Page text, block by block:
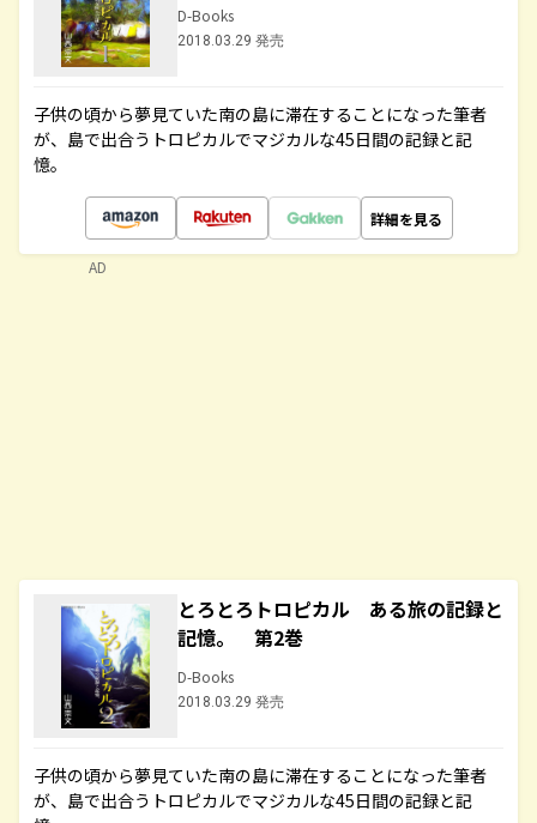
D-Books
2018.03.29 発売
子供の頃から夢見ていた南の島に滞在することになった筆者
が、島で出合うトロピカルでマジカルな45日間の記録と記
憶。
詳細を見る
とろとろトロピカル ある旅の記録と
記憶。 第2巻
D-Books
2018.03.29 発売
子供の頃から夢見ていた南の島に滞在することになった筆者
が、島で出合うトロピカルでマジカルな45日間の記録と記
AD